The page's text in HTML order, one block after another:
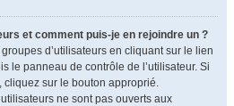
et comment puis-je en rejoindre un ?
d’utilisateurs en cliquant sur le lien
le panneau de contrôle de l’utilisateur. Si
sur le bouton approprié.
ne sont pas ouverts aux